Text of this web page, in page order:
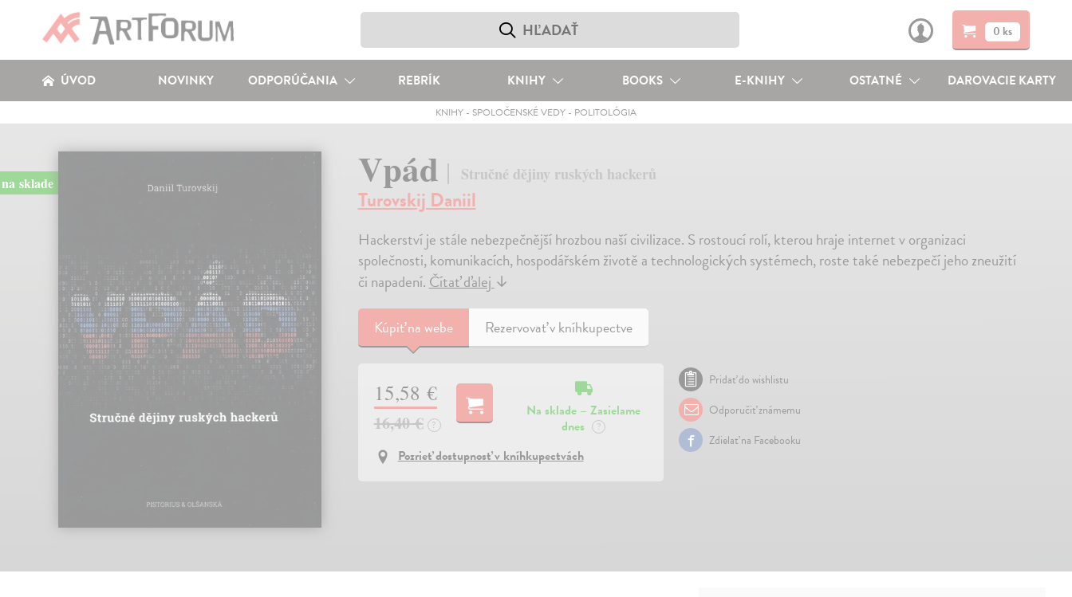
0 ks
ÚVOD NOVINKY ODPORÚČANIA REBRÍK KNIHY BOOKS E-KNIHY OSTATNÉ DAROVACIE KARTY
KNIHY- SPOLOČENSKÉ VEDY- POLITOLÓGIA
na sklade Vpád Stručné dějiny ruských hackerů
Turovskij Daniil
Hackerství je stále nebezpečnější hrozbou naší civilizace. S rostoucí rolí, kterou hraje internet v organizaci
společnosti, komunikacích, hospodářském životě a technologických systémech, roste také nebezpečí jeho zneužití
či napadení.Čítať ďalej↓
Kúpiťna webe Rezervovať v kníhkupectve
15,58 €
16,40 € ?
Na sklade – Zasielame
dnes
?
Pozrieť dostupnosť v kníhkupectvách
Pridať do wishlistu
Odporučiť známemu
Zdielať na Facebooku